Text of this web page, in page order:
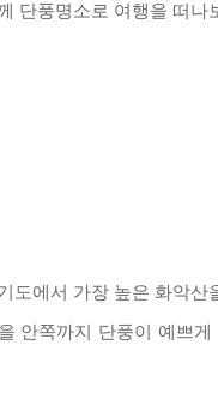
단풍명소로 여행을 떠나
도에서 가장 높은 화악산
안쪽까지 단풍이 예쁘